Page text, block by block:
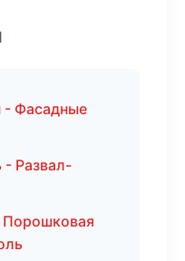
- Фасадные
Развал-